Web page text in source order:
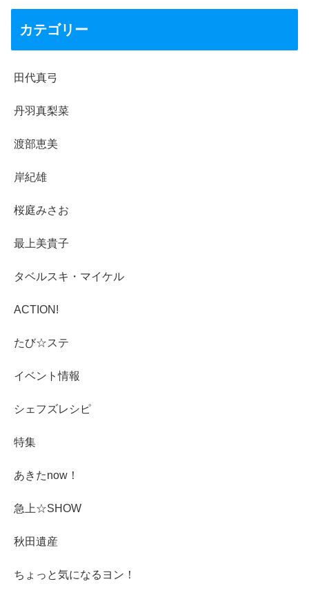
カテゴリー
田代真弓
丹羽真梨菜
渡部恵美
岸紀雄
桜庭みさお
最上美貴子
タベルスキ・マイケル
ACTION!
たび☆ステ
イベント情報
シェフズレシピ
特集
あきたnow！
急上☆SHOW
秋田遺産
ちょっと気になるヨン！